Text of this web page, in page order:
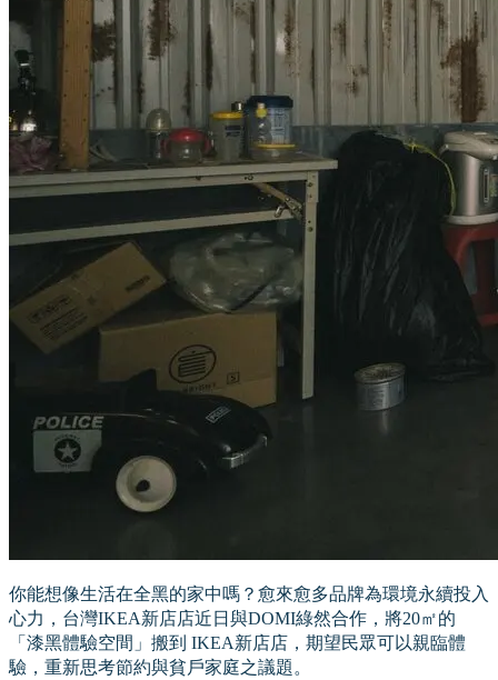
你能想像生活在全黑的家中嗎？愈來愈多品牌為環境永續投入
心力，台灣IKEA新店店近日與DOMI綠然合作，將20㎡的
「漆黑體驗空間」搬到 IKEA新店店，期望民眾可以親臨體
驗，重新思考節約與貧戶家庭之議題。